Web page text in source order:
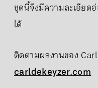
ชุดนี้จึงมีความละเอียด
ได้
ติดตามผลงานของ
carldekeyzer.com